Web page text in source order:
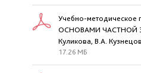
Учебно-
ОСНОВАМИ ЧАСТНОЙ
Куликова, В.А.
17.26 МБ